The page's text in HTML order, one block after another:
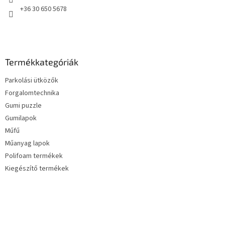
+36 30 650 5678
Termékkategóriák
Parkolási ütközők
Forgalomtechnika
Gumi puzzle
Gumilapok
Műfű
Műanyag lapok
Polifoam termékek
Kiegészítő termékek